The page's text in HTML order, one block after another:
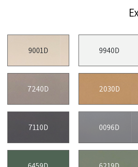
9940D
9001D
2030D
7240D
0096D
7110D